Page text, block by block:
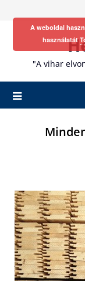
"A vihar
A weboldal
használatát